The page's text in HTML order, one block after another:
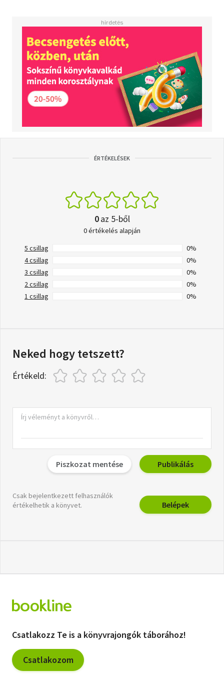
ÉRTÉKELÉSEK
0az 5-ből
0 értékelés alapján
5 csillag
0%
4 csillag
0%
3 csillag
0%
2 csillag
0%
1 csillag
0%
Neked hogy tetszett?
Értékeld:
Piszkozat mentése Publikálás
Csak bejelentkezett felhasználók
értékelhetik a könyvet.
Belépek
Csatlakozz Te is a könyvrajongók táborához!
Csatlakozom